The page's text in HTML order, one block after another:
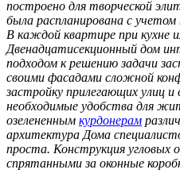
построено для творческой
была распланирована с
В каждой квартире при кухне
Двенадцатисекционный дом
подходом к решению задачи
своими фасадами сложной
застройку прилегающих улиц
необходимые удобства для
озелененным курдонерам
архитектура Дома
проста. Конструкция угловых
спрятанными за оконные